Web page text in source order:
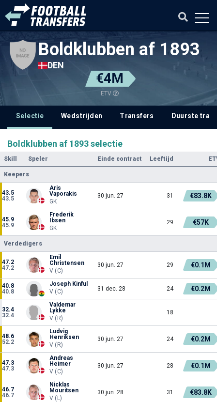
Boldklubben af 1893
DEN
€4M
ETV
Selectie Wedstrijden Transfers Duurste
Boldklubben af 1893 selectie
Skill Speler Einde contract Leeftijd
Keepers
43.5
43.5
Aris
Vaporakis
GK
30 jun. 27 31 €83.8K
45.9
45.9
Frederik
Ibsen
GK
29 €57K
Verdedigers
47.2
47.2
Emil
Christensen
V (C)
30 jun. 27 29 €0.1M
40.8
40.8
Joseph Kinful
V (C)
31 dec. 28 24 €0.2M
32.4
32.4
Valdemar
Lykke
V (R)
18
48.6
52.2
Ludvig
Henriksen
V (R)
30 jun. 27 24 €0.2M
47.3
47.3
Andreas
Heimer
V (C)
30 jun. 27 28 €0.1M
46.7
46.7
Nicklas
Mouritsen
V (L)
30 jun. 28 31 €83.8K